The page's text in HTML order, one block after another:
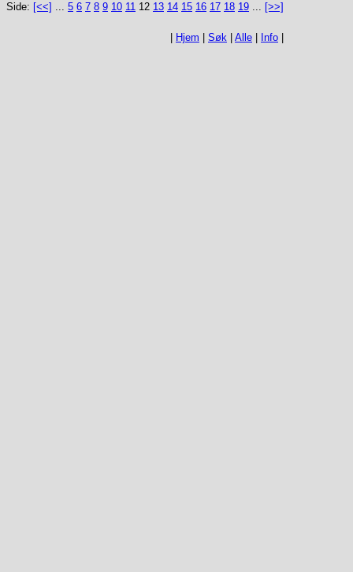
Side: [<<] ... 5 6 7 8 9 10 11 12 13 14 15 16 17 18 19 ... [>>]
Hjem Søk Alle Info